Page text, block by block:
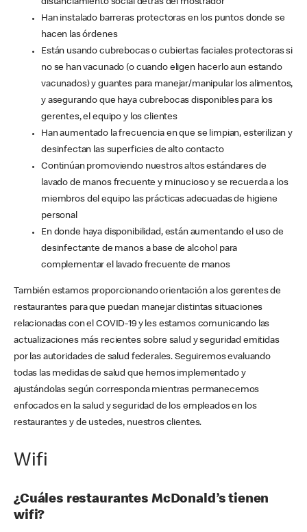
distanciamiento social detrás del mostrador
Han instalado barreras protectoras en los puntos donde se
hacen las órdenes
Están usando cubrebocas o cubiertas faciales protectoras si
no se han vacunado (o cuando eligen hacerlo aun estando
vacunados) y guantes para manejar/manipular los alimentos,
y asegurando que haya cubrebocas disponibles para los
gerentes, el equipo y los clientes
Han aumentado la frecuencia en que se limpian, esterilizan y
desinfectan las superficies de alto contacto
Continúan promoviendo nuestros altos estándares de
lavado de manos frecuente y minucioso y se recuerda a los
miembros del equipo las prácticas adecuadas de higiene
personal
En donde haya disponibilidad, están aumentando el uso de
desinfectante de manos a base de alcohol para
complementar el lavado frecuente de manos
También estamos proporcionando orientación a los gerentes de
restaurantes para que puedan manejar distintas situaciones
relacionadas con el COVID-19 y les estamos comunicando las
actualizaciones más recientes sobre salud y seguridad emitidas
por las autoridades de salud federales. Seguiremos evaluando
todas las medidas de salud que hemos implementado y
ajustándolas según corresponda mientras permanecemos
enfocados en la salud y seguridad de los empleados en los
restaurantes y de ustedes, nuestros clientes.
Wifi
¿Cuáles restaurantes McDonald’s tienen
wifi?